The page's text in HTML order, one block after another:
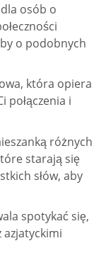
osób o
o podobnych
która opiera
połączenia i
różnych
starają się
słów, aby
spotykać się,
azjatyckimi